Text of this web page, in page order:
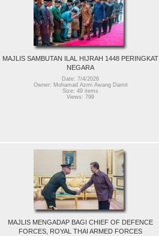
MAJLIS SAMBUTAN ILAL HIJRAH 1448 PERINGKAT
NEGARA
Date: 7/4/2026
Owner: Mohamad Azmi Awang Damit
Size: 49 items
Views: 799
MAJLIS MENGADAP BAGI CHIEF OF DEFENCE
FORCES, ROYAL THAI ARMED FORCES